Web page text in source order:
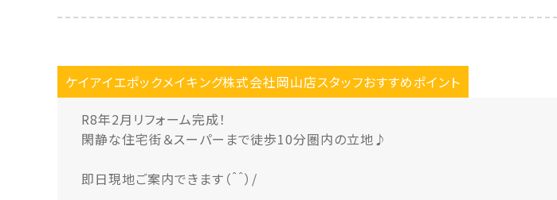
ケイアイエポックメイキング株式会社岡山店スタッフおすすめポイント
R8年2月リフォーム完成！
閑静な住宅街＆スーパーまで徒歩10分圏内の立地♪
即日現地ご案内できます（＾＾）/